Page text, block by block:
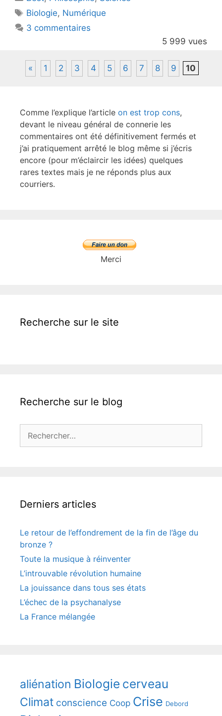
b
o
k
Étiquettes
Biologie, Numérique
3 commentaires
5 999 vues
« 1 2 3 4 5 6 7 8 9 10
Comme l’explique l’article on est trop cons,
devant le niveau général de connerie les
commentaires ont été définitivement fermés et
j’ai pratiquement arrêté le blog même si j’écris
encore (pour m’éclaircir les idées) quelques
rares textes mais je ne réponds plus aux
courriers.
Merci
Recherche sur le site
Recherche sur le blog
Derniers articles
Le retour de l’effondrement de la fin de l’âge du
bronze ?
Toute la musique à réinventer
L’introuvable révolution humaine
La jouissance dans tous ses états
L’échec de la psychanalyse
La France mélangée
aliénation Biologie cerveau
Climat conscience Coop Crise Debord